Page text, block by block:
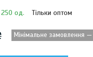
250 од. Тільки оптом
Мінімальне замовлення